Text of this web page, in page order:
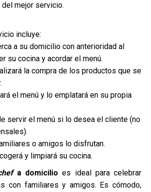
mejor servicio.
incluye:
a su domicilio con anterioridad al
su cocina y acordar el menú.
la compra de los productos que se
el menú y lo emplatará en su propia
servir el menú si lo desea el cliente (no
o amigos lo disfrutan.
y limpiará su cocina.
a domicilio es ideal para celebrar
con familiares y amigos. Es cómodo,